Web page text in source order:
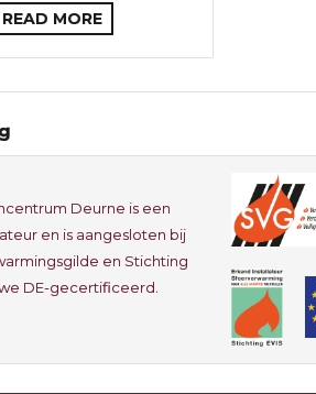
READ MORE
Deurne is een
en is aangesloten bij
en Stichting
we DE-gecertificeerd.